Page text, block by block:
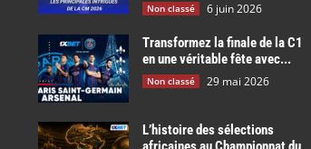
Non classé 6 juin 2026
Transformez la finale de la C1
en une véritable fête avec...
Non classé 29 mai 2026
L’histoire des sélections